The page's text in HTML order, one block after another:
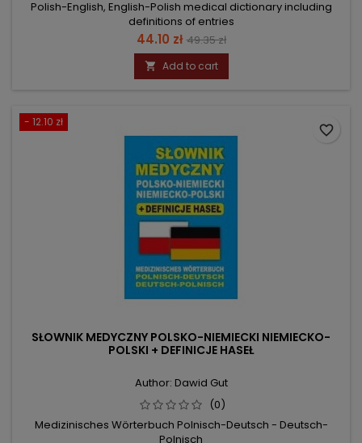
Polish-English, English-Polish medical dictionary including
definitions of entries
Price
44.10 zł Regular
price
49.35 zł
 Add to cart
- 12.10 zł
SŁOWNIK MEDYCZNY POLSKO-NIEMIECKI NIEMIECKO-
POLSKI + DEFINICJE HASEŁ
Author: Dawid Gut
(0)
Medizinisches Wörterbuch Polnisch-Deutsch - Deutsch-
Polnisch
favorite_border